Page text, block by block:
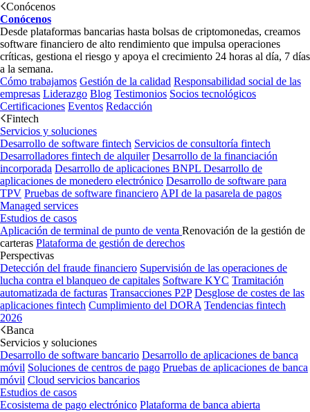
Conócenos
Conócenos
Desde plataformas bancarias hasta bolsas de criptomonedas, creamos
software financiero de alto rendimiento que impulsa operaciones
críticas, gestiona el riesgo y apoya el crecimiento 24 horas al día, 7 días
a la semana.
Cómo trabajamos Gestión de la calidad Responsabilidad social de las
empresas Liderazgo Blog Testimonios Socios tecnológicos
Certificaciones Eventos Redacción
Fintech
Servicios y soluciones
Desarrollo de software fintech Servicios de consultoría fintech
Desarrolladores fintech de alquiler Desarrollo de la financiación
incorporada Desarrollo de aplicaciones BNPL Desarrollo de
aplicaciones de monedero electrónico Desarrollo de software para
TPV Pruebas de software financiero API de la pasarela de pagos
Managed services
Estudios de casos
Aplicación de terminal de punto de venta Renovación de la gestión de
carteras Plataforma de gestión de derechos
Perspectivas
Detección del fraude financiero Supervisión de las operaciones de
lucha contra el blanqueo de capitales Software KYC Tramitación
automatizada de facturas Transacciones P2P Desglose de costes de las
aplicaciones fintech Cumplimiento del DORA Tendencias fintech
2026
Banca
Servicios y soluciones
Desarrollo de software bancario Desarrollo de aplicaciones de banca
móvil Soluciones de centros de pago Pruebas de aplicaciones de banca
móvil Cloud servicios bancarios
Estudios de casos
Ecosistema de pago electrónico Plataforma de banca abierta